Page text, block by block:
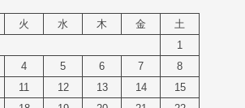
火 水 木 金
土
1
4 5 6 7
8
11 12 13 14
15